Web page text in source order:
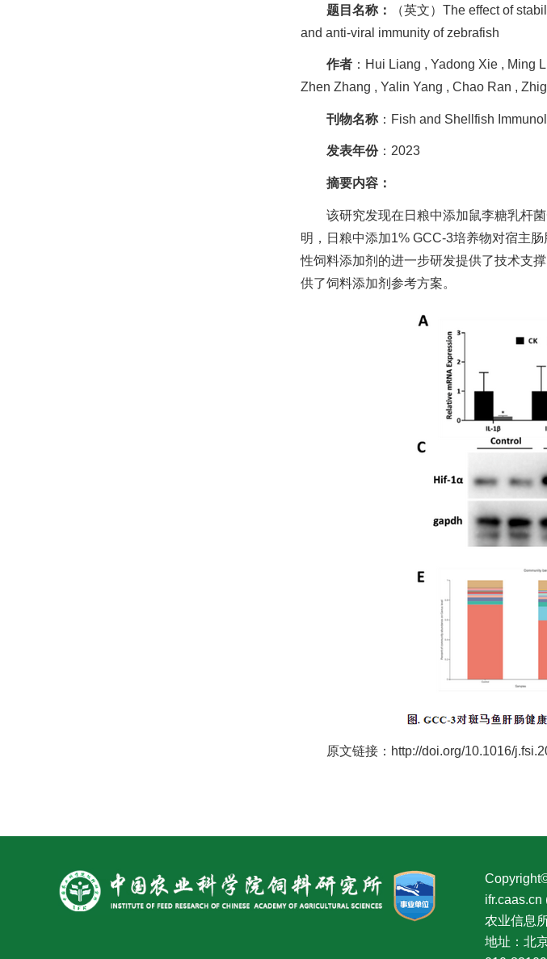
题目名称：
（英文）The effect of
and anti-viral immunity of zebrafish
作者 ：Hui Liang , Yadong Xie , Ming
Zhen Zhang , Yalin Yang , Chao Ran ,
刊物名称 ：Fish and Shellfish
发表年份：2023
摘要内容：
该研究发现在日粮中添加鼠李糖乳杆
明，日粮中添加1% GCC-3培养物对宿主
性饲料添加剂的进一步研发提供了技术支
供了饲料添加剂参考方案。
原文链接：http://doi.org/10.1016/
农业信息
地址：北